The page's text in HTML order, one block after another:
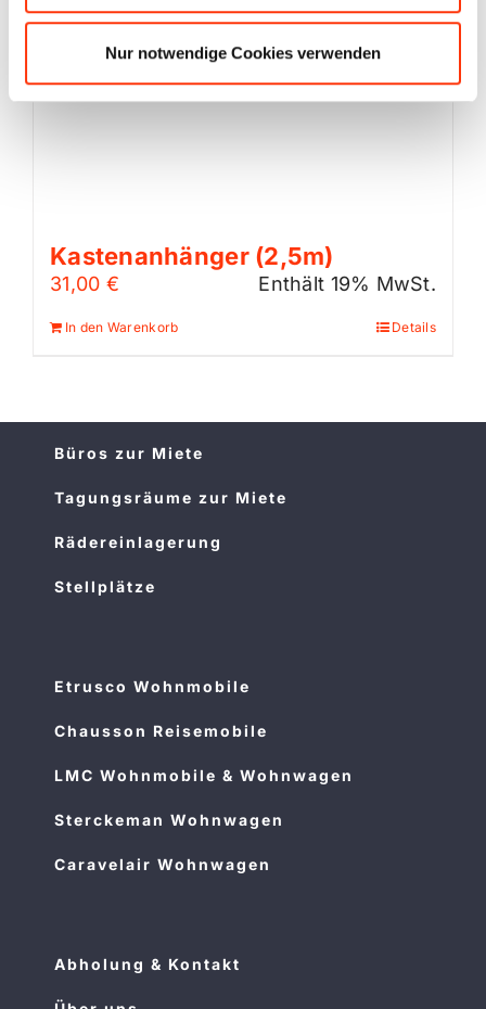
Nur notwendige Cookies verwenden
Kastenanhänger (2,5m)
31,00 € Enthält 19% MwSt.
In den Warenkorb Details
Büros zur Miete
Tagungsräume zur Miete
Rädereinlagerung
Stellplätze
Etrusco Wohnmobile
Chausson Reisemobile
LMC Wohnmobile & Wohnwagen
Sterckeman Wohnwagen
Caravelair Wohnwagen
Abholung & Kontakt